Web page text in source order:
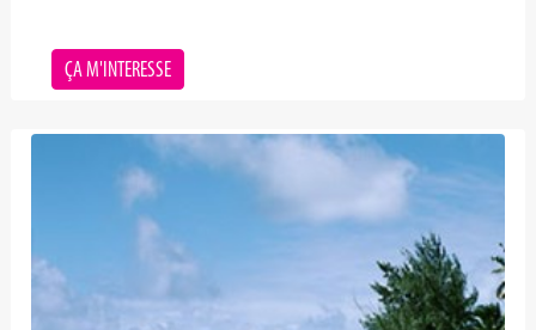
ÇA M'INTERESSE